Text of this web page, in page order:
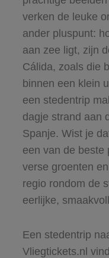
verken de leuke
ander pluspunt:
aan zee ligt, zijn
Cálida, zoals die
binnen een klein
een stedentrip
dagje strand aan
Spanje. Wist je
een van de beste
verse groenten
regio rondom de
eerlijke,
Een stedentrip
Vliegtickets.nl